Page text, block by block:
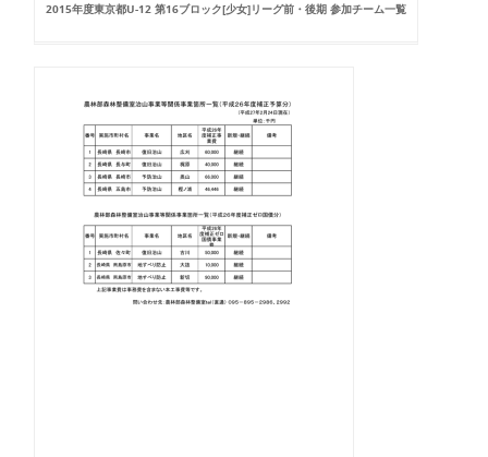
2015年度東京都U-12 第16ブロック[少女]リーグ前・後期 参加チーム一覧